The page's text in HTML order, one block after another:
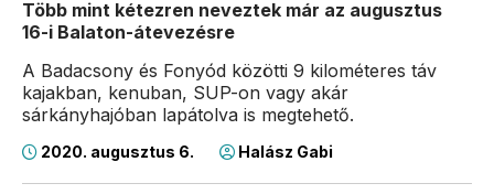
Több mint kétezren neveztek már az augusztus
16-i Balaton-átevezésre
A Badacsony és Fonyód közötti 9 kilométeres táv
kajakban, kenuban, SUP-on vagy akár
sárkányhajóban lapátolva is megtehető.
2020. augusztus 6. Halász Gabi